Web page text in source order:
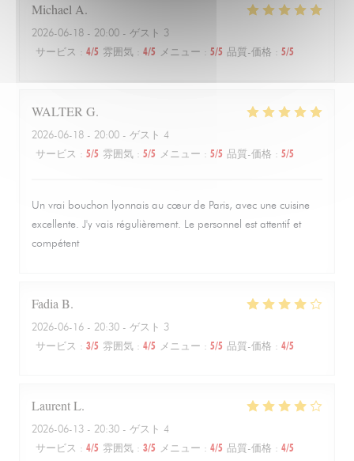
Michael A
2026-06-18 - 20:00 - ゲスト 3
サービス : 4/5 雰囲気 : 4/5 メニュー : 5/5 品質-価格 : 5/5
WALTER G
2026-06-18 - 20:00 - ゲスト 4
サービス : 5/5 雰囲気 : 5/5 メニュー : 5/5 品質-価格 : 5/5
Un vrai bouchon lyonnais au cœur de Paris, avec une cuisine
excellente. J'y vais régulièrement. Le personnel est attentif et
compétent
Fadia B
2026-06-16 - 20:30 - ゲスト 3
サービス : 3/5 雰囲気 : 4/5 メニュー : 5/5 品質-価格 : 4/5
LaurentL
2026-06-13 - 20:30 - ゲスト 4
サービス : 4/5 雰囲気 : 3/5 メニュー : 4/5 品質-価格 : 4/5